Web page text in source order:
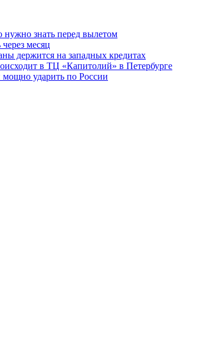
знать перед вылетом
месяц
держится на западных кредитах
в ТЦ «Капитолий» в Петербурге
ударить по России